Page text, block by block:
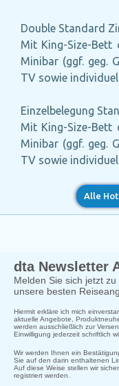
Double Standard
Mit King-Size-Bett
Minibar (ggf. geg.
TV sowie
Einzelbelegung
Mit King-Size-Bett
Minibar (ggf. geg.
TV sowie
Alle
dta Newsletter
Melden Sie sich jetzt
unsere besten
Hiermit erkläre ich mich
aktuelle Angebote,
werden ausschließlich zur
Einwilligung jederzeit schriftlich
Wir werden Ihnen ein
Sie auf den darin enthaltenen
Auf diese Weise stellen wir
registriert werden.